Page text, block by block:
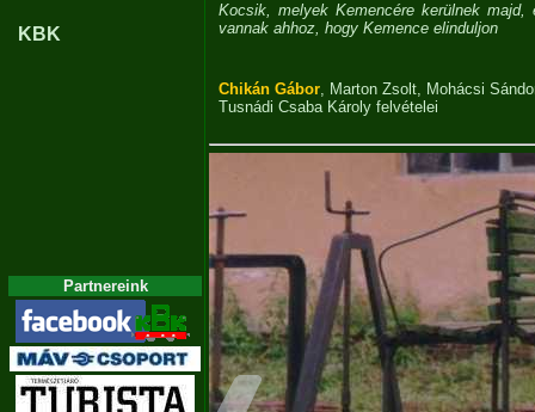
KBK
Partnereink
Kocsik, melyek Kemencére kerülnek
vannak ahhoz, hogy Kemence elinduljon
Chikán Gábor, Marton Zsolt, Mohácsi
Tusnádi Csaba Károly felvételei